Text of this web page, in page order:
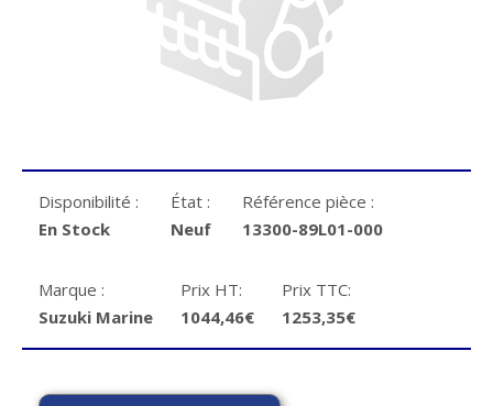
Disponibilité :
En Stock
État :
Neuf
Référence pièce :
13300-89L01-000
Marque :
Suzuki Marine
Prix HT:
1044,46€
Prix TTC:
1253,35€